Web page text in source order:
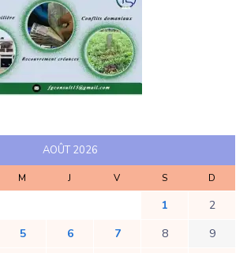
AOÛT 2026
M J V S D
1
2
5 6 7 8
9